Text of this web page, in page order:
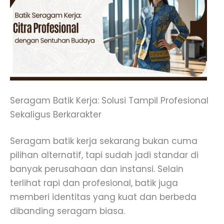
Seragam Batik Kerja: Solusi Tampil Profesional
Sekaligus Berkarakter
Seragam batik kerja sekarang bukan cuma
pilihan alternatif, tapi sudah jadi standar di
banyak perusahaan dan instansi. Selain
terlihat rapi dan profesional, batik juga
memberi identitas yang kuat dan berbeda
dibanding seragam biasa.